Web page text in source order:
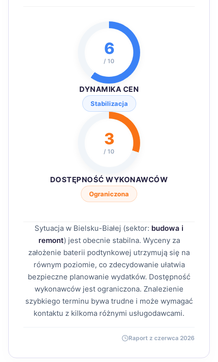
6
/ 10
DYNAMIKA CEN
Stabilizacja
3
/ 10
DOSTĘPNOŚĆ WYKONAWCÓW
Ograniczona
Sytuacja w Bielsku-Białej (sektor: budowa i
remont) jest obecnie stabilna. Wyceny za
założenie baterii podtynkowej utrzymują się na
równym poziomie, co zdecydowanie ułatwia
bezpieczne planowanie wydatków. Dostępność
wykonawców jest ograniczona. Znalezienie
szybkiego terminu bywa trudne i może wymagać
kontaktu z kilkoma różnymi usługodawcami.
Raport z czerwca 2026